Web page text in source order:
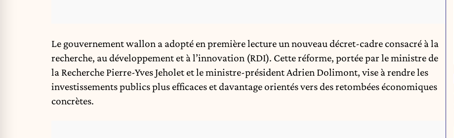
Le gouvernement wallon a adopté en première lecture un nouveau décret-cadre consacré à la
recherche, au développement et à l’innovation (RDI). Cette réforme, portée par le ministre de
la Recherche Pierre-Yves Jeholet et le ministre-président Adrien Dolimont, vise à rendre les
investissements publics plus efficaces et davantage orientés vers des retombées économiques
concrètes.